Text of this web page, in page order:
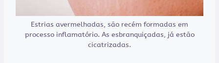
Estrias avermelhadas, são recém formadas em
processo inflamatório. As esbranquiçadas, já estão
cicatrizadas.